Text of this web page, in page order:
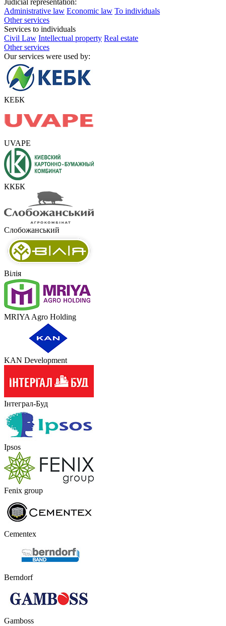
Judicial representation:
Administrative law Economic law To individuals
Other services
Services to individuals
Civil Law Intellectual property Real estate
Other services
Our services were used by:
КЕБК
UVAPE
ККБК
Слобожанський
Вілія
MRIYA Agro Holding
KAN Development
Інтеграл-Буд
Ipsos
Fenix group
Cementex
Berndorf
Gamboss